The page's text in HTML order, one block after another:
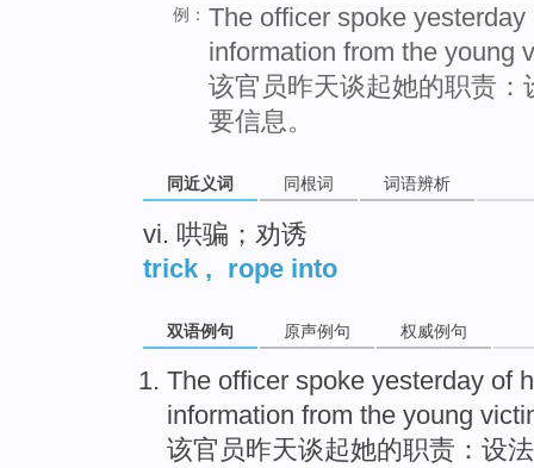
例： The officer spoke
information from the young
该官员昨天谈起她的职责
要信息。
同近义词 同根词 词语辨析
vi. 哄骗；劝诱
trick , rope into
双语例句 原声例句 权威例句
The officer spoke yesterday of
information from the young
该官员昨天谈起她的职责 ： 设法